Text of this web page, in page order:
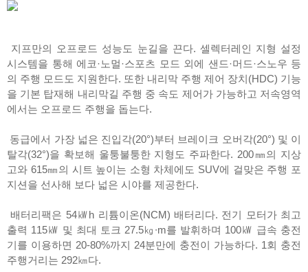
지프만의 오프로드 성능도 눈길을 끈다. 셀렉터레인 지형 설정
시스템을 통해 에코·노멀·스포츠 모드 외에 샌드·머드·스노우 등
의 주행 모드도 지원한다. 또한 내리막 주행 제어 장치(HDC) 기능
을 기본 탑재해 내리막길 주행 중 속도 제어가 가능하고 저속영역
에서는 오프로드 주행을 돕는다.
동급에서 가장 넓은 진입각(20°)부터 브레이크 오버각(20°) 및 이
탈각(32°)을 확보해 울퉁불퉁한 지형도 주파한다. 200㎜의 지상
고와 615㎜의 시트 높이는 소형 차체에도 SUV에 걸맞은 주행 포
지션을 선사해 보다 넓은 시야를 제공한다.
배터리팩은 54㎾h 리튬이온(NCM) 배터리다. 전기 모터가 최고
출력 115㎾ 및 최대 토크 27.5㎏∙m를 발휘하며 100㎾ 급속 충전
기를 이용하면 20-80%까지 24분만에 충전이 가능하다. 1회 충전
주행거리는 292㎞다.